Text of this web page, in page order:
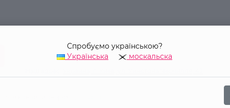
Українська
москальска